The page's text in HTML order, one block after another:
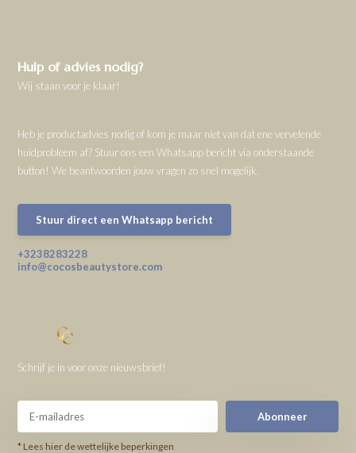
Hulp of advies nodig?
Wij staan voor je klaar!
Heb je productadvies nodig of kom je maar niet van dat ene vervelende
huidprobleem af? Stuur ons een Whatsapp bericht via onderstaande
button! We beantwoorden jouw vragen zo snel mogelijk.
Stuur direct een Whatsapp bericht
+3238283228
info@cocosbeautystore.com
Schrijf je in voor onze nieuwsbrief!
Abonneer
* Lees hier de wettelijke beperkingen